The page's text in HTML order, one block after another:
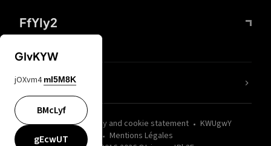
FfYIy2
wZQPfd Privacy and cookie statement
KWUgwY
Mentions Légales
nLC6tu
GIvKYW
jOXvm4 mI5M8K
BMcLyf
gEcwUT